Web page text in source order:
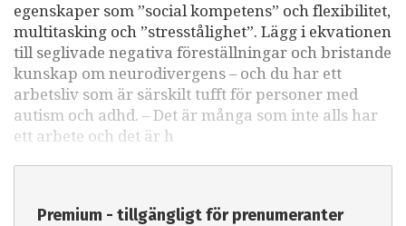
egenskaper som ”social kompetens” och flexibilitet,
multitasking och ”stresstålighet”. Lägg i ekvationen
till seglivade negativa föreställningar och bristande
kunskap om neurodivergens – och du har ett
arbetsliv som är särskilt tufft för personer med
autism och adhd. – Det är många som inte alls har
ett arbete och det är h
Premium - tillgängligt för prenumeranter